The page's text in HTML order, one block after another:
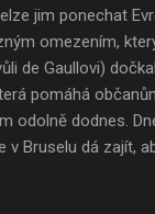
jim ponechat
omezením,
de Gaullovi)
pomáhá
odolně dodnes.
v Bruselu dá zajít,